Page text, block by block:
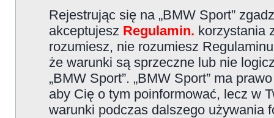
Rejestrując się na „BMW Sport”
akceptujesz Regulamin. korzystania
rozumiesz, nie rozumiesz
że warunki są sprzeczne lub nie
„BMW Sport”. „BMW Sport” ma
aby Cię o tym poinformować, lecz w
warunki podczas dalszego używania